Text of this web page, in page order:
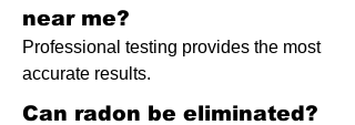
near me?
Professional testing provides the most
accurate results.
Can radon be eliminated?